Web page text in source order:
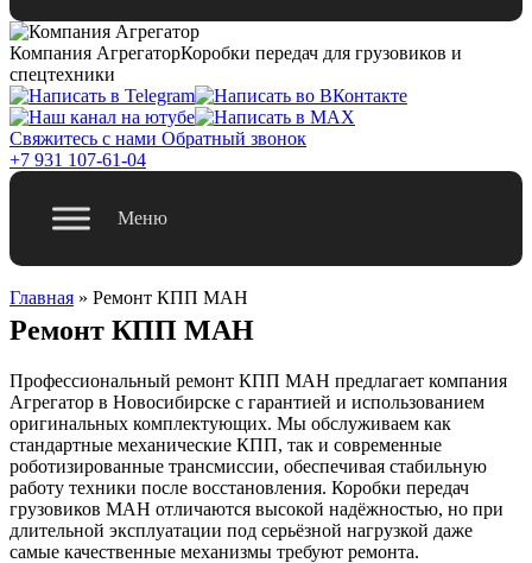
Компания АгрегаторКоробки передач для грузовиков и
спецтехники
Свяжитесь с нами Обратный звонок
+7 931 107-61-04
Меню
Главная » Ремонт КПП МАН
Ремонт КПП МАН
Профессиональный ремонт КПП МАН предлагает компания
Агрегатор в Новосибирске с гарантией и использованием
оригинальных комплектующих. Мы обслуживаем как
стандартные механические КПП, так и современные
роботизированные трансмиссии, обеспечивая стабильную
работу техники после восстановления. Коробки передач
грузовиков МАН отличаются высокой надёжностью, но при
длительной эксплуатации под серьёзной нагрузкой даже
самые качественные механизмы требуют ремонта.